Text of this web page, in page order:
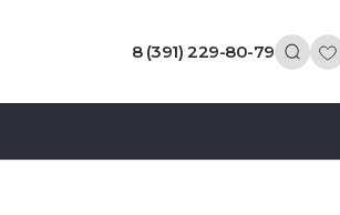
8 (391) 229-80-79